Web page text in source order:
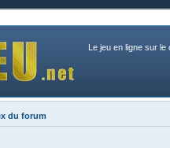
Le jeu en ligne sur le
du forum